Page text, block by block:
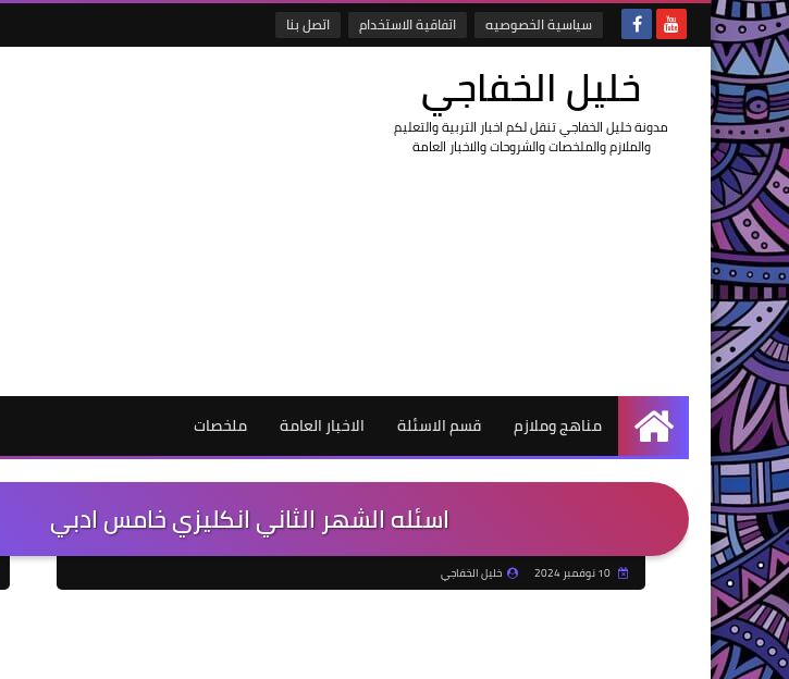
سياسية الخصوصيه اتفاقية الاستخدام اتصل بنا
خليل الخفاجي
مدونة خليل الخفاجي تنقل لكم اخبار التربية والتعليم
والملازم والملخصات والشروحات والاخبار العامة
الرئيسية
مناهج وملازم قسم الاسئلة الاخبار العامة ملخصات
اسئله الشهر الثاني انكليزي خامس ادبي
10 نوفمبر 2024 خليل الخفاجي